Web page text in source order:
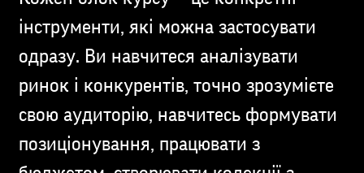
інструменти, які можна застосувати
одразу. Ви навчитеся аналізувати
ринок і конкурентів, точно зрозумієте
свою аудиторію, навчитесь формувати
позиціонування, працювати з